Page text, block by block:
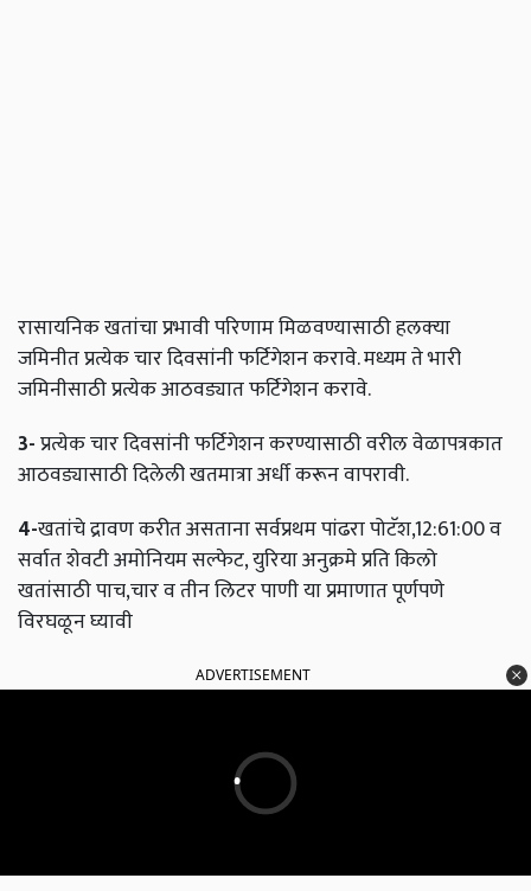
रासायनिक खतांचा प्रभावी परिणाम मिळवण्यासाठी हलक्‍या
जमिनीत प्रत्येक चार दिवसांनी फर्टिगेशन करावे. मध्यम ते भारी
जमिनीसाठी प्रत्येक आठवड्यात फर्टिगेशन करावे.
3-प्रत्येक चार दिवसांनी फर्टिगेशन करण्यासाठी वरील वेळापत्रकात
आठवड्यासाठी दिलेली खतमात्रा अर्धी करून वापरावी.
4-खतांचे द्रावण करीत असताना सर्वप्रथम पांढरा पोटॅश,12:61:00 व
सर्वात शेवटी अमोनियम सल्फेट, युरिया अनुक्रमे प्रति किलो
खतांसाठी पाच,चार व तीन लिटर पाणी या प्रमाणात पूर्णपणे
विरघळून घ्यावी
ADVERTISEMENT